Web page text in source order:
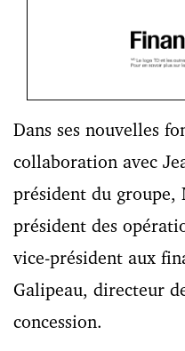
Dans ses nouvelles
collaboration avec
président du groupe,
président des
vice-président aux
Galipeau, directeur
concession.